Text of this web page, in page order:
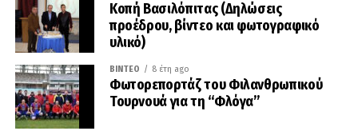
Κοπή Βασιλόπιτας (Δηλώσεις
προέδρου, βίντεο και φωτογραφικό
υλικό)
ΒΊΝΤΕΟ 8 έτη ago
Φωτορεπορτάζ του Φιλανθρωπικού
Τουρνουά για τη “Φλόγα”